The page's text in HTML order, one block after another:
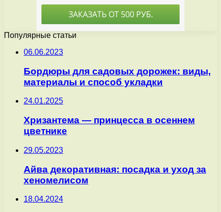
Популярные статьи
06.06.2023
Бордюры для садовых дорожек: виды,
материалы и способ укладки
24.01.2025
Хризантема — принцесса в осеннем
цветнике
29.05.2023
Айва декоративная: посадка и уход за
хеномелисом
18.04.2024